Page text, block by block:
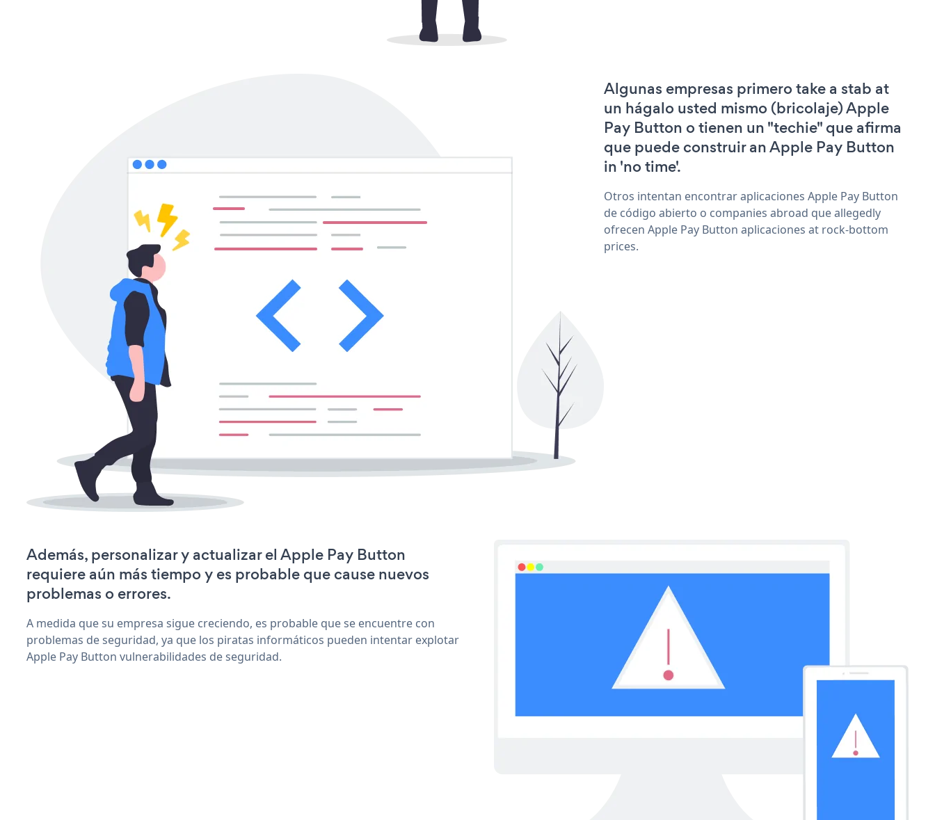
Algunas empresas primero take a stab at
un hágalo usted mismo (bricolaje) Apple
Pay Button o tienen un "techie" que afirma
que puede construir an Apple Pay Button
in 'no time'.
Otros intentan encontrar aplicaciones Apple Pay Button
de código abierto o companies abroad que allegedly
ofrecen Apple Pay Button aplicaciones at rock-bottom
prices.
Además, personalizar y actualizar el Apple Pay Button
requiere aún más tiempo y es probable que cause nuevos
problemas o errores.
A medida que su empresa sigue creciendo, es probable que se encuentre con
problemas de seguridad, ya que los piratas informáticos pueden intentar explotar
Apple Pay Button vulnerabilidades de seguridad.